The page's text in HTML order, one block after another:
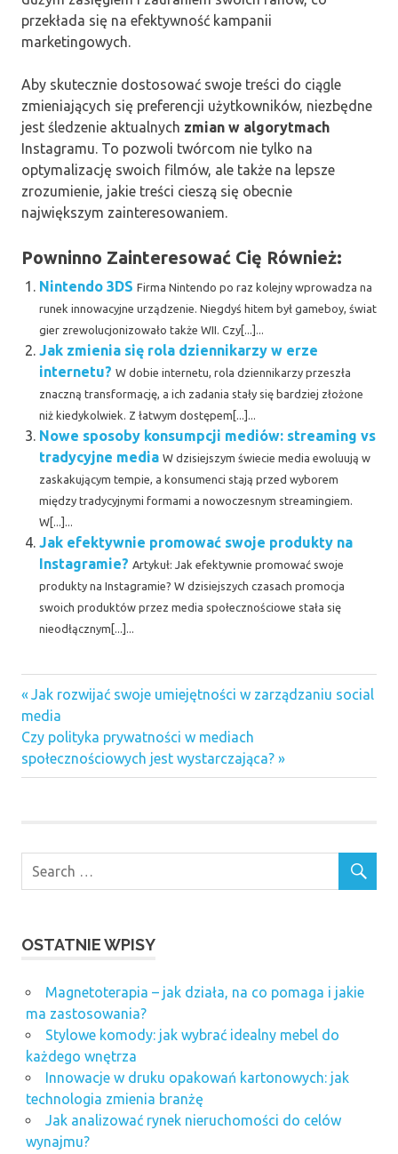
przekłada się na efektywność kampanii
marketingowych.
Aby skutecznie dostosować swoje treści do ciągle
zmieniających się preferencji użytkowników, niezbędne
jest śledzenie aktualnych zmian w algorytmach
Instagramu. To pozwoli twórcom nie tylko na
optymalizację swoich filmów, ale także na lepsze
zrozumienie, jakie treści cieszą się obecnie
największym zainteresowaniem.
Powninno Zainteresować Cię Również:
Nintendo 3DS Firma Nintendo po raz kolejny wprowadza na
runek innowacyjne urządzenie. Niegdyś hitem był gameboy, świat
gier zrewolucjonizowało także WII. Czy[...]...
Jak zmienia się rola dziennikarzy w erze
internetu? W dobie internetu, rola dziennikarzy przeszła
znaczną transformację, a ich zadania stały się bardziej złożone
niż kiedykolwiek. Z łatwym dostępem[...]...
Nowe sposoby konsumpcji mediów: streaming vs
tradycyjne media W dzisiejszym świecie media ewoluują w
zaskakującym tempie, a konsumenci stają przed wyborem
między tradycyjnymi formami a nowoczesnym streamingiem.
W[...]...
Jak efektywnie promować swoje produkty na
Instagramie? Artykuł: Jak efektywnie promować swoje
produkty na Instagramie? W dzisiejszych czasach promocja
swoich produktów przez media społecznościowe stała się
nieodłącznym[...]...
Nawigacja
wpisu
Previous
Post:
Jak rozwijać swoje umiejętności w zarządzaniu social
media
Next
Post:
Czy polityka prywatności w mediach
społecznościowych jest wystarczająca?
OSTATNIE WPISY
Magnetoterapia – jak działa, na co pomaga i jakie
ma zastosowania?
Stylowe komody: jak wybrać idealny mebel do
każdego wnętrza
Innowacje w druku opakowań kartonowych: jak
technologia zmienia branżę
Jak analizować rynek nieruchomości do celów
wynajmu?